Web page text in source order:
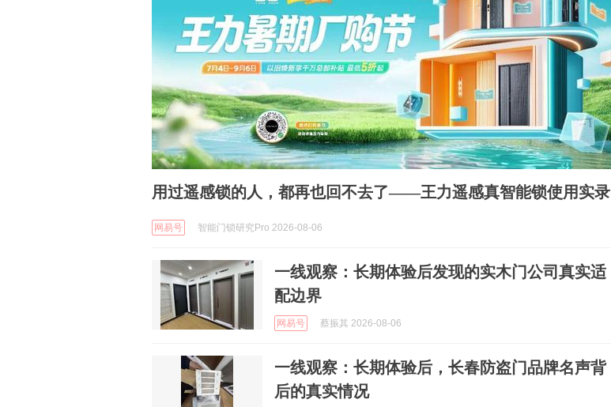
用过遥感锁的人，都再也回不去了——王力遥感真智能锁使用实录
网易号 智能门锁研究Pro 2026-08-06
一线观察：长期体验后发现的实木门公司真实适
配边界
网易号 蔡振其 2026-08-06
一线观察：长期体验后，长春防盗门品牌名声背
后的真实情况